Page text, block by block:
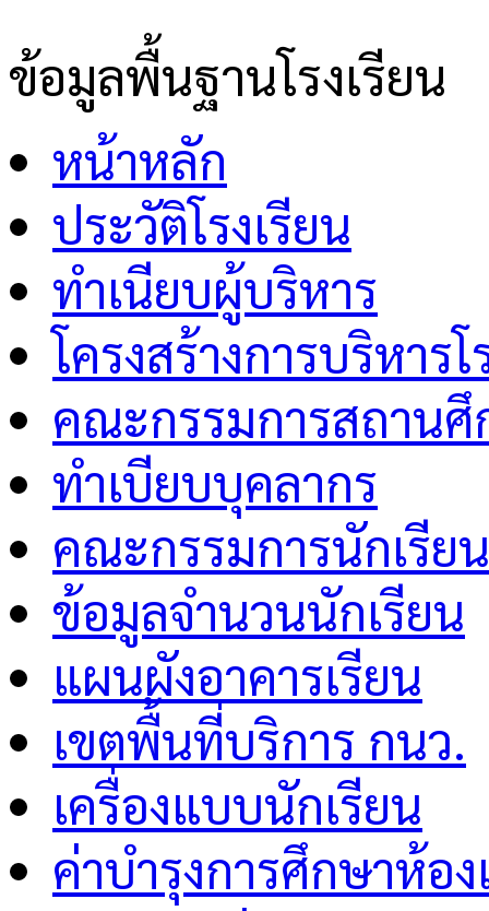
ข้อมูลพื้นฐานโรงเรียน
หน้าหลัก
ประวัติโรงเรียน
ทำเนียบผู้บริหาร
โครงสร้างการบริหารโ
คณะกรรมการสถาน
ทำเบียบบุคลากร
คณะกรรมการนักเรียน
ข้อมูลจำนวนนักเรียน
แผนผังอาคารเรียน
เขตพื้นที่บริการ กนว.
เครื่องแบบนักเรียน
ค่าบำรุงการศึกษาห้อ